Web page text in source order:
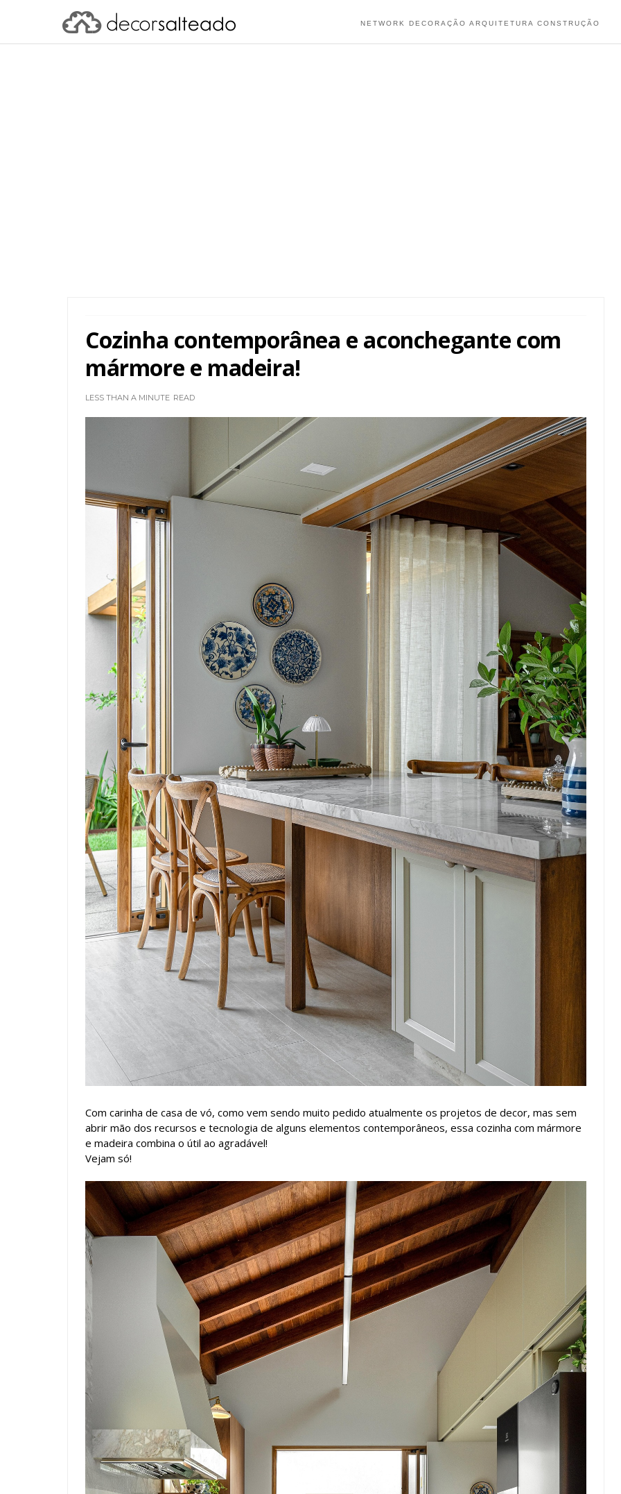
NETWORK DECORAÇÃO ARQUITETURA CONSTRUÇÃO
Cozinha contemporânea e aconchegante com
mármore e madeira!
LESS THAN A MINUTE READ
Com carinha de casa de vó, como vem sendo muito pedido atualmente os projetos de decor, mas sem
abrir mão dos recursos e tecnologia de alguns elementos contemporâneos, essa cozinha com mármore
e madeira combina o útil ao agradável!
Vejam só!